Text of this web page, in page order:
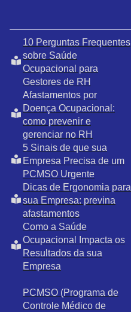
10 Perguntas Frequentes
sobre Saúde
Ocupacional para
Gestores de RH
Afastamentos por
Doença Ocupacional:
como prevenir e
gerenciar no RH
5 Sinais de que sua
Empresa Precisa de um
PCMSO Urgente
Dicas de Ergonomia para
sua Empresa: previna
afastamentos
Como a Saúde
Ocupacional Impacta os
Resultados da sua
Empresa
PCMSO (Programa de
Controle Médico de